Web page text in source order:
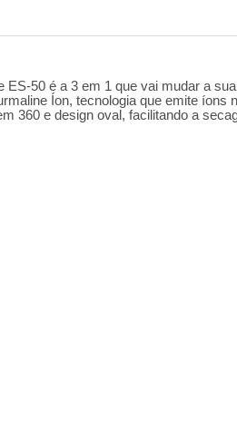
50 é a 3 em 1 que vai mudar a
Íon, tecnologia que emite
360 e design oval, facilitando a